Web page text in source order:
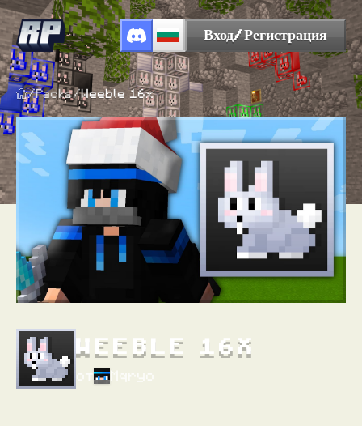
Вход/Регистрация
/Packs/Weeble 16x
WEEBLE 16X